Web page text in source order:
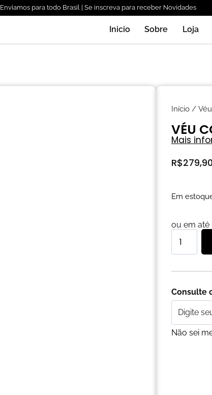
Enviamos para todo Brasil | Se inscreva para receber Novidades
Inicio Sobre Loja
Início /
VÉU
Mais
R$
Em
ou em até
Consulte
Não sei